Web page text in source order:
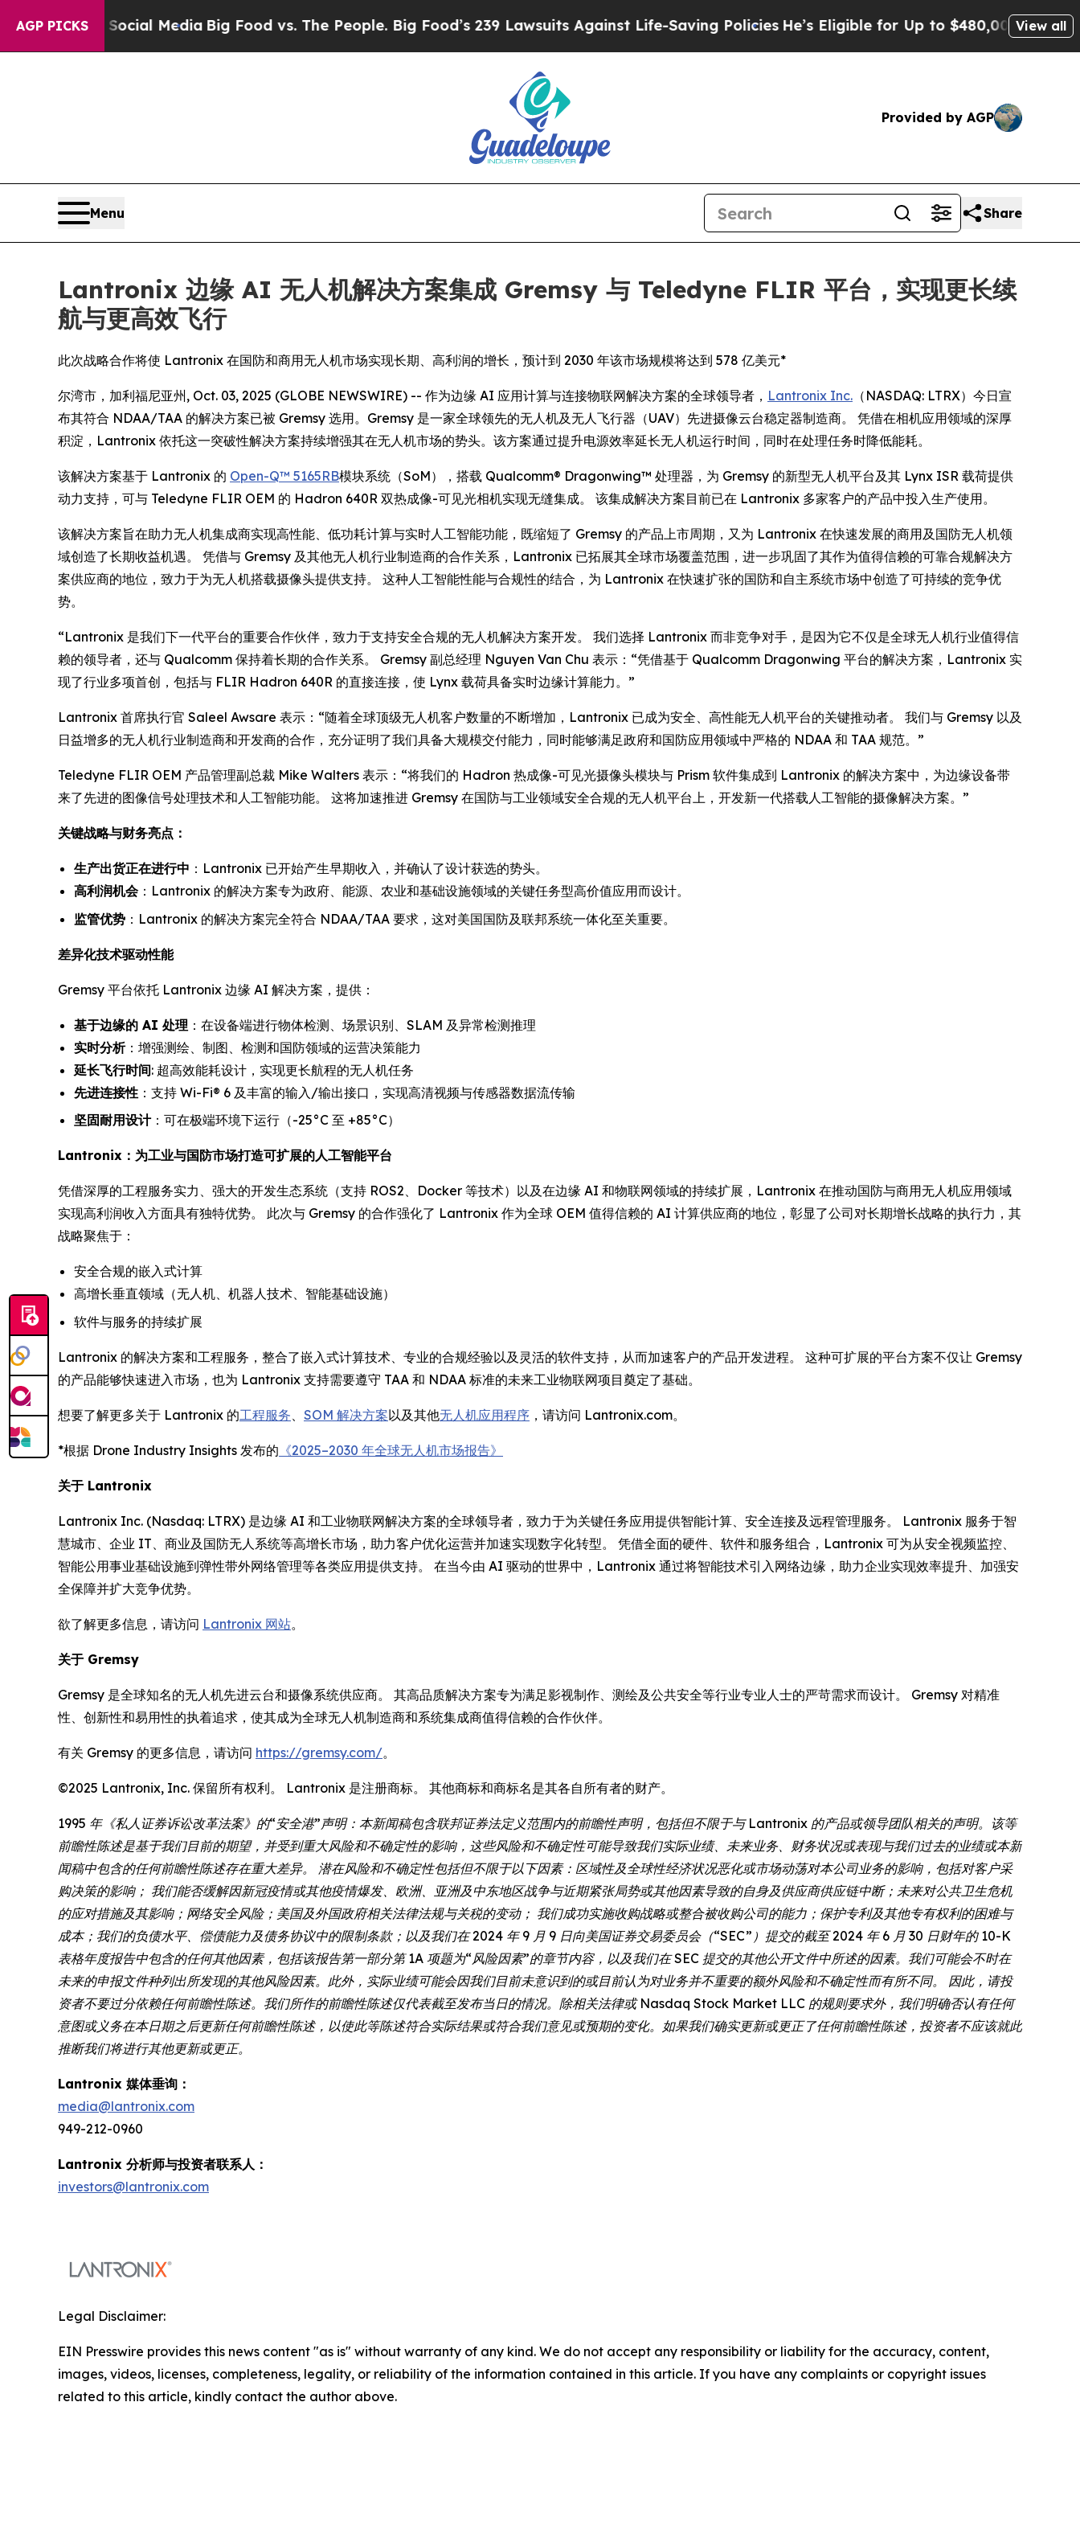
AGP PICKS
on Social MediaBig Food vs. The People. Big Food’s 239 Lawsuits Against Life-Saving PoliciesHe’s Eligible for Up to $480,000 After BeingView all
Provided by AGP
Menu Share
Lantronix 边缘 AI 无人机解决方案集成 Gremsy 与 Teledyne FLIR 平台，实现更长续
航与更高效飞行
此次战略合作将使 Lantronix 在国防和商用无人机市场实现长期、高利润的增长，预计到 2030 年该市场规模将达到 578 亿美元*
尔湾市，加利福尼亚州, Oct. 03, 2025 (GLOBE NEWSWIRE) -- 作为边缘 AI 应用计算与连接物联网解决方案的全球领导者， Lantronix Inc. （NASDAQ: LTRX）今日宣
布其符合 NDAA/TAA 的解决方案已被 Gremsy 选用。Gremsy 是一家全球领先的无人机及无人飞行器（UAV）先进摄像云台稳定器制造商。 凭借在相机应用领域的深厚
积淀，Lantronix 依托这一突破性解决方案持续增强其在无人机市场的势头。该方案通过提升电源效率延长无人机运行时间，同时在处理任务时降低能耗。
该解决方案基于 Lantronix 的 Open-Q™ 5165RB模块系统（SoM），搭载 Qualcomm® Dragonwing™ 处理器，为 Gremsy 的新型无人机平台及其 Lynx ISR 载荷提供
动力支持，可与 Teledyne FLIR OEM 的 Hadron 640R 双热成像-可见光相机实现无缝集成。 该集成解决方案目前已在 Lantronix 多家客户的产品中投入生产使用。
该解决方案旨在助力无人机集成商实现高性能、低功耗计算与实时人工智能功能，既缩短了 Gremsy 的产品上市周期，又为 Lantronix 在快速发展的商用及国防无人机领
域创造了长期收益机遇。 凭借与 Gremsy 及其他无人机行业制造商的合作关系，Lantronix 已拓展其全球市场覆盖范围，进一步巩固了其作为值得信赖的可靠合规解决方
案供应商的地位，致力于为无人机搭载摄像头提供支持。 这种人工智能性能与合规性的结合，为 Lantronix 在快速扩张的国防和自主系统市场中创造了可持续的竞争优
势。
“Lantronix 是我们下一代平台的重要合作伙伴，致力于支持安全合规的无人机解决方案开发。 我们选择 Lantronix 而非竞争对手，是因为它不仅是全球无人机行业值得信
赖的领导者，还与 Qualcomm 保持着长期的合作关系。 Gremsy 副总经理 Nguyen Van Chu 表示：“凭借基于 Qualcomm Dragonwing 平台的解决方案，Lantronix 实
现了行业多项首创，包括与 FLIR Hadron 640R 的直接连接，使 Lynx 载荷具备实时边缘计算能力。”
Lantronix 首席执行官 Saleel Awsare 表示：“随着全球顶级无人机客户数量的不断增加，Lantronix 已成为安全、高性能无人机平台的关键推动者。 我们与 Gremsy 以及
日益增多的无人机行业制造商和开发商的合作，充分证明了我们具备大规模交付能力，同时能够满足政府和国防应用领域中严格的 NDAA 和 TAA 规范。”
Teledyne FLIR OEM 产品管理副总裁 Mike Walters 表示：“将我们的 Hadron 热成像-可见光摄像头模块与 Prism 软件集成到 Lantronix 的解决方案中，为边缘设备带
来了先进的图像信号处理技术和人工智能功能。 这将加速推进 Gremsy 在国防与工业领域安全合规的无人机平台上，开发新一代搭载人工智能的摄像解决方案。”
关键战略与财务亮点：
生产出货正在进行中 ：Lantronix 已开始产生早期收入，并确认了设计获选的势头。
高利润机会：Lantronix 的解决方案专为政府、能源、农业和基础设施领域的关键任务型高价值应用而设计。
监管优势 ：Lantronix 的解决方案完全符合 NDAA/TAA 要求，这对美国国防及联邦系统一体化至关重要。
差异化技术驱动性能
Gremsy 平台依托 Lantronix 边缘 AI 解决方案，提供：
基于边缘的 AI 处理 ：在设备端进行物体检测、场景识别、SLAM 及异常检测推理
实时分析：增强测绘、制图、检测和国防领域的运营决策能力
延长飞行时间: 超高效能耗设计，实现更长航程的无人机任务
先进连接性 ：支持 Wi-Fi® 6 及丰富的输入/输出接口，实现高清视频与传感器数据流传输
坚固耐用设计：可在极端环境下运行（-25°C 至 +85°C）
Lantronix：为工业与国防市场打造可扩展的人工智能平台
凭借深厚的工程服务实力、强大的开发生态系统（支持 ROS2、Docker 等技术）以及在边缘 AI 和物联网领域的持续扩展，Lantronix 在推动国防与商用无人机应用领域
实现高利润收入方面具有独特优势。 此次与 Gremsy 的合作强化了 Lantronix 作为全球 OEM 值得信赖的 AI 计算供应商的地位，彰显了公司对长期增长战略的执行力，其
战略聚焦于：
安全合规的嵌入式计算
高增长垂直领域（无人机、机器人技术、智能基础设施）
软件与服务的持续扩展
Lantronix 的解决方案和工程服务，整合了嵌入式计算技术、专业的合规经验以及灵活的软件支持，从而加速客户的产品开发进程。 这种可扩展的平台方案不仅让 Gremsy
的产品能够快速进入市场，也为 Lantronix 支持需要遵守 TAA 和 NDAA 标准的未来工业物联网项目奠定了基础。
想要了解更多关于 Lantronix 的工程服务 SOM 解决方案以及其他无人机应用程序 ，请访问 Lantronix.com。
*根据 Drone Industry Insights 发布的 《2025–2030 年全球无人机市场报告》
关于 Lantronix
Lantronix Inc. (Nasdaq: LTRX) 是边缘 AI 和工业物联网解决方案的全球领导者，致力于为关键任务应用提供智能计算、安全连接及远程管理服务。 Lantronix 服务于智
慧城市、企业 IT、商业及国防无人系统等高增长市场，助力客户优化运营并加速实现数字化转型。 凭借全面的硬件、软件和服务组合，Lantronix 可为从安全视频监控、
智能公用事业基础设施到弹性带外网络管理等各类应用提供支持。 在当今由 AI 驱动的世界中，Lantronix 通过将智能技术引入网络边缘，助力企业实现效率提升、加强安
全保障并扩大竞争优势。
欲了解更多信息，请访问 Lantronix 网站。
关于 Gremsy
Gremsy 是全球知名的无人机先进云台和摄像系统供应商。 其高品质解决方案专为满足影视制作、测绘及公共安全等行业专业人士的严苛需求而设计。 Gremsy 对精准
性、创新性和易用性的执着追求，使其成为全球无人机制造商和系统集成商值得信赖的合作伙伴。
有关 Gremsy 的更多信息，请访问 https://gremsy.com/。
©2025 Lantronix, Inc. 保留所有权利。 Lantronix 是注册商标。 其他商标和商标名是其各自所有者的财产。
1995 年《私人证券诉讼改革法案》的“安全港”声明：本新闻稿包含联邦证券法定义范围内的前瞻性声明，包括但不限于与 Lantronix 的产品或领导团队相关的声明。该等
前瞻性陈述是基于我们目前的期望，并受到重大风险和不确定性的影响，这些风险和不确定性可能导致我们实际业绩、未来业务、财务状况或表现与我们过去的业绩或本新
闻稿中包含的任何前瞻性陈述存在重大差异。 潜在风险和不确定性包括但不限于以下因素：区域性及全球性经济状况恶化或市场动荡对本公司业务的影响，包括对客户采
购决策的影响； 我们能否缓解因新冠疫情或其他疫情爆发、欧洲、亚洲及中东地区战争与近期紧张局势或其他因素导致的自身及供应商供应链中断；未来对公共卫生危机
的应对措施及其影响；网络安全风险；美国及外国政府相关法律法规与关税的变动； 我们成功实施收购战略或整合被收购公司的能力；保护专利及其他专有权利的困难与
成本；我们的负债水平、偿债能力及债务协议中的限制条款；以及我们在 2024 年 9 月 9 日向美国证券交易委员会（“SEC”）提交的截至 2024 年 6 月 30 日财年的 10-K
表格年度报告中包含的任何其他因素，包括该报告第一部分第 1A 项题为“风险因素”的章节内容，以及我们在 SEC 提交的其他公开文件中所述的因素。我们可能会不时在
未来的申报文件种列出所发现的其他风险因素。此外，实际业绩可能会因我们目前未意识到的或目前认为对业务并不重要的额外风险和不确定性而有所不同。 因此，请投
资者不要过分依赖任何前瞻性陈述。我们所作的前瞻性陈述仅代表截至发布当日的情况。除相关法律或 Nasdaq Stock Market LLC 的规则要求外，我们明确否认有任何
意图或义务在本日期之后更新任何前瞻性陈述，以使此等陈述符合实际结果或符合我们意见或预期的变化。如果我们确实更新或更正了任何前瞻性陈述，投资者不应该就此
推断我们将进行其他更新或更正。
Lantronix 媒体垂询：
media@lantronix.com
949-212-0960
Lantronix 分析师与投资者联系人：
investors@lantronix.com
Legal Disclaimer:
EIN Presswire provides this news content "as is" without warranty of any kind. We do not accept any responsibility or liability for the accuracy, content,
images, videos, licenses, completeness, legality, or reliability of the information contained in this article. If you have any complaints or copyright issues
related to this article, kindly contact the author above.